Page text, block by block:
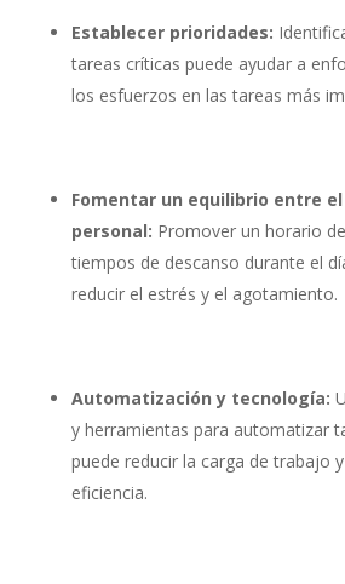
Establecer prioridades:
tareas críticas puede ayudar a
los esfuerzos en las tareas más
Fomentar un equilibrio entre
personal: Promover un horario
tiempos de descanso durante el
reducir el estrés y el agotamiento.
Automatización y tecnología:
y herramientas para automatizar
puede reducir la carga de trabajo
eficiencia.